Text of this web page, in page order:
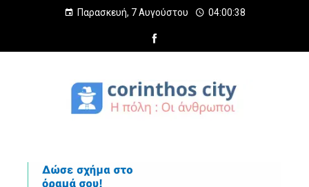
Παρασκευή, 7 Αυγούστου 04:00:39